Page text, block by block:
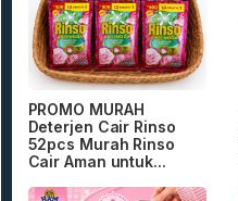
PROMO MURAH
Deterjen Cair Rinso
52pcs Murah Rinso
Cair Aman untuk...